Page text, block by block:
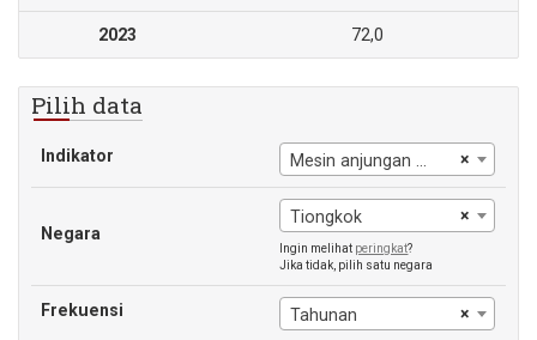
2023 72,0
Pilih data
Indikator ×
Mesin anjungan tunai mandiri
Negara
×
Tiongkok
Ingin melihat peringkat?
Jika tidak, pilih satu negara
Frekuensi ×
Tahunan